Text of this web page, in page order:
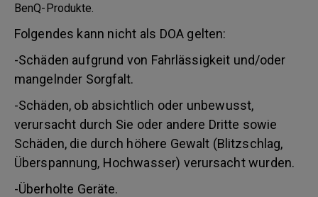
BenQ-Produkte.
Folgendes kann nicht als DOA gelten:
-Schäden aufgrund von Fahrlässigkeit und/oder
mangelnder Sorgfalt.
-Schäden, ob absichtlich oder unbewusst,
verursacht durch Sie oder andere Dritte sowie
Schäden, die durch höhere Gewalt (Blitzschlag,
Überspannung, Hochwasser) verursacht wurden.
-Überholte Geräte.